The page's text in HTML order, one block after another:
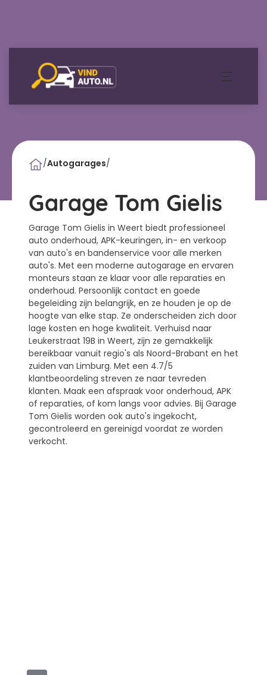
/Autogarages/
Garage Tom Gielis
Garage Tom Gielis in Weert biedt professioneel
auto onderhoud, APK-keuringen, in- en verkoop
van auto's en bandenservice voor alle merken
auto's. Met een moderne autogarage en ervaren
monteurs staan ze klaar voor alle reparaties en
onderhoud. Persoonlijk contact en goede
begeleiding zijn belangrijk, en ze houden je op de
hoogte van elke stap. Ze onderscheiden zich door
lage kosten en hoge kwaliteit. Verhuisd naar
Leukerstraat 19B in Weert, zijn ze gemakkelijk
bereikbaar vanuit regio's als Noord-Brabant en het
zuiden van Limburg. Met een 4.7/5
klantbeoordeling streven ze naar tevreden
klanten. Maak een afspraak voor onderhoud, APK
of reparaties, of kom langs voor advies. Bij Garage
Tom Gielis worden ook auto's ingekocht,
gecontroleerd en gereinigd voordat ze worden
verkocht.